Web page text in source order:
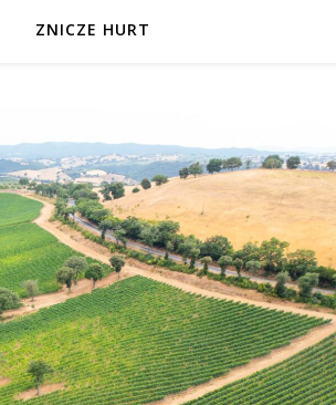
ZNICZE HURT